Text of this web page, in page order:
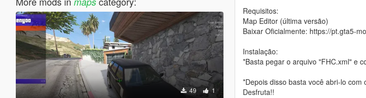
49 1
Requisitos:
Map Editor (última versão)
Baixar Oficialmente: https://pt.gta5-
Instalação:
*Basta pegar o arquivo "FHC.xml" e
*Depois disso basta você abri-lo
Desfruta!!